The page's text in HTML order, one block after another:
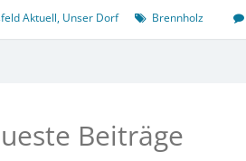
Aktuell, Unser Dorf Brennholz
Beiträge